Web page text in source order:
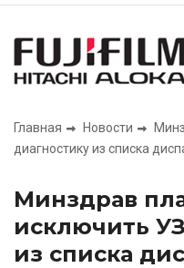
Строка
Главная Новости
диагностику из списка
Минздрав
исключить
из списка